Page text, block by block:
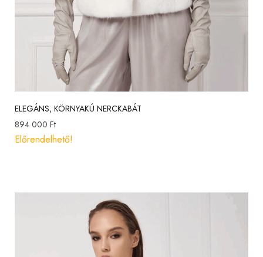
ELEGÁNS, KÖRNYAKÚ NERCKABÁT
894 000 Ft
Előrendelhető!